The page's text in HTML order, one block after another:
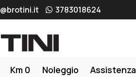
3783018624
Km 0 Noleggio Assistenza